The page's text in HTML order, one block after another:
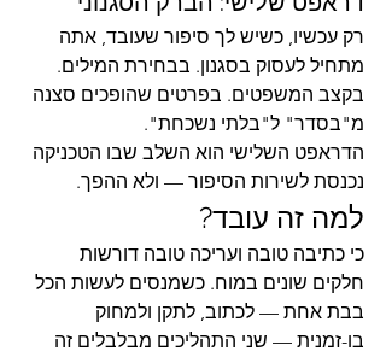
רק עכשיו, כשיש לך סיפור שעובד, אתה
מתחיל לעסוק בסגנון. בבחירת המילים.
בקצב המשפטים. בפרטים שהופכים סצנה
מ"בסדר" ל"בלתי נשכחת".
הדראפט השלישי הוא השלב שבו הטכניקה
נכנסת לשירות הסיפור — ולא ההפך.
למה זה עובד?
כי כתיבה טובה ועריכה טובה דורשות
חלקים שונים במוח. כשמנסים לעשות הכל
בבת אחת — לכתוב, לתקן ולמחוק
בו-זמנית — שני התהליכים מבלבלים זה